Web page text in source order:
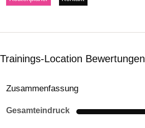
Trainings-Location Bewertungen
Zusammenfassung
Gesamteindruck